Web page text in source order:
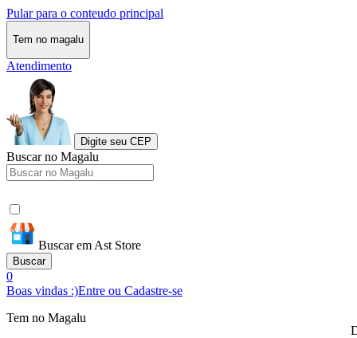
Pular para o conteudo principal
Tem no magalu
Atendimento
Digite seu CEP
Buscar no Magalu
Buscar em Ast Store
Buscar
0
Boas vindas :)Entre ou Cadastre-se
Tem no Magalu